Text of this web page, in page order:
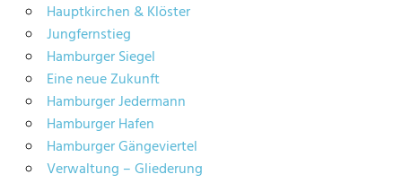
Hauptkirchen & Klöster
Jungfernstieg
Hamburger Siegel
Eine neue Zukunft
Hamburger Jedermann
Hamburger Hafen
Hamburger Gängeviertel
Verwaltung – Gliederung